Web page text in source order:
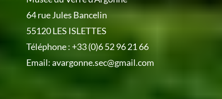
64 rue Jules Bancelin
55120 LES ISLETTES
Téléphone : +33 (0)6 52 96 21 66
Email:avargonne.sec@gmail.com